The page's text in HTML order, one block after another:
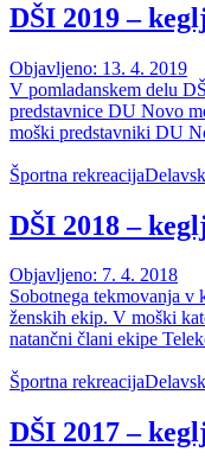
DŠI 2019 –
Objavljeno: 13. 4. 2019
V pomladanskem delu
predstavnice DU Novo
moški predstavniki DU
Športna rekreacija
DŠI 2018 –
Objavljeno: 7. 4. 2018
Sobotnega tekmovanja v
ženskih ekip. V moški
natančni člani ekipe
Športna rekreacija
DŠI 2017 –